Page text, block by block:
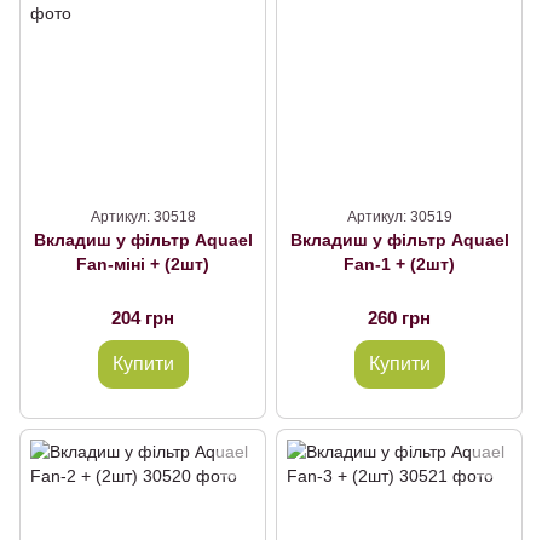
Артикул: 30518
Вкладиш у фільтр Aquael
Fan-міні + (2шт)
204 грн
Купити
Артикул: 30519
Вкладиш у фільтр Aquael
Fan-1 + (2шт)
260 грн
Купити